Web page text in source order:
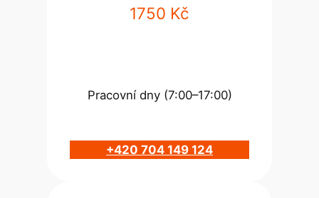
1750 Kč
Pracovní dny (7:00–17:00)
+420 704 149 124